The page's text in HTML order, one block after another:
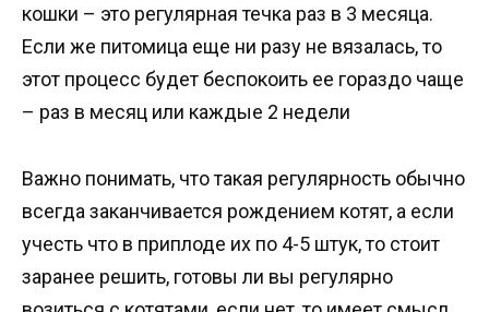
кошки – это регулярная течка раз в 3 месяца.
Если же питомица еще ни разу не вязалась, то
этот процесс будет беспокоить ее гораздо чаще
– раз в месяц или каждые 2 недели
Важно понимать, что такая регулярность обычно
всегда заканчивается рождением котят, а если
учесть что в приплоде их по 4-5 штук, то стоит
заранее решить, готовы ли вы регулярно